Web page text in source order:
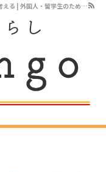
「また今度ね」は社交辞令？ 言葉の受け取り方について考える | 外国人・留学生のためのビジネス日本語オンラインレッスン